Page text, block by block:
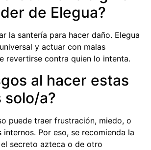
de Elegua?
la santería para hacer daño. Elegua
y actuar con malas
revertirse contra quien lo intenta.
al hacer estas
solo/a?
puede traer frustración, miedo, o
Por eso, se recomienda la
secreto azteca o de otro